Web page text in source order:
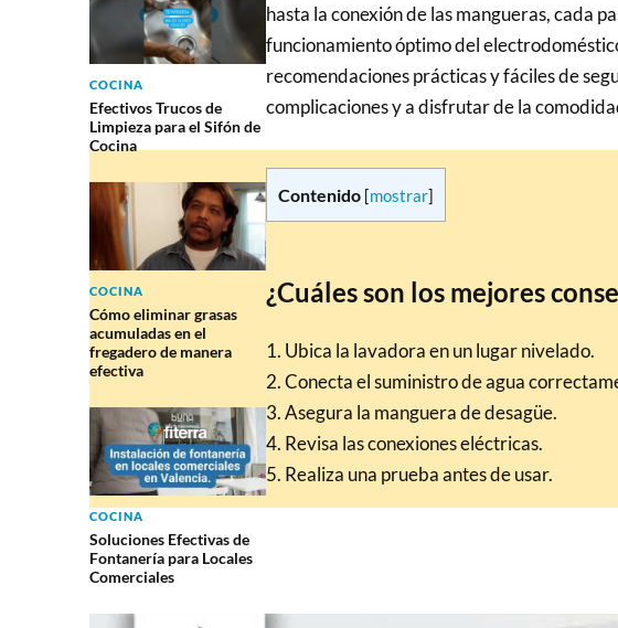
COCINA
Efectivos Trucos de
Limpieza para el Sifón de
Cocina
COCINA
Cómo eliminar grasas
acumuladas en el
fregadero de manera
efectiva
COCINA
Soluciones Efectivas de
Fontanería para Locales
Comerciales
hasta la conexión de las mangueras, cada
funcionamiento óptimo del
recomendaciones prácticas y fáciles de
complicaciones y a disfrutar de la
Contenido [mostrar]
¿Cuáles son los mejores
1. Ubica la lavadora en un lugar nivelado.
2. Conecta el suministro de agua
3. Asegura la manguera de desagüe.
4. Revisa las conexiones eléctricas.
5. Realiza una prueba antes de usar.